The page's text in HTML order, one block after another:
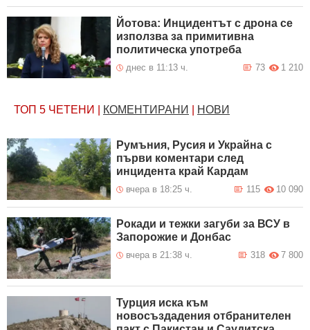
Йотова: Инцидентът с дрона се
използва за примитивна
политическа употреба
днес в 11:13 ч. 1 210
73
ТОП 5 ЧЕТЕНИ КОМЕНТИРАНИ НОВИ
Румъния, Русия и Украйна с
първи коментари след
инцидента край Кардам
вчера в 18:25 ч. 10 090
115
Рокади и тежки загуби за ВСУ в
Запорожие и Донбас
вчера в 21:38 ч. 7 800
318
Турция иска към
новосъздадения отбранителен